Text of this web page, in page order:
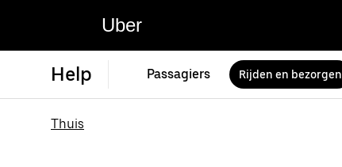
Uber
Help Passagiers Rijden en bezorgen
Thuis